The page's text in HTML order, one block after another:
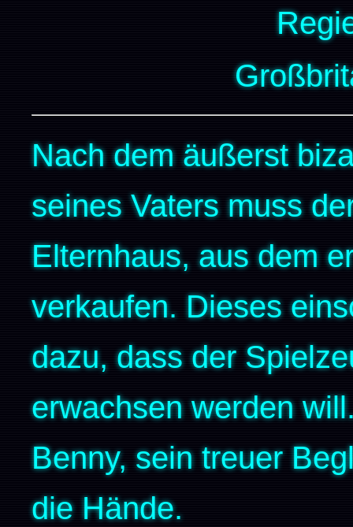
Nach dem äußerst
seines Vaters muss
Elternhaus, aus dem
verkaufen. Dieses
dazu, dass der
erwachsen werden
Benny, sein treuer
die Hände.